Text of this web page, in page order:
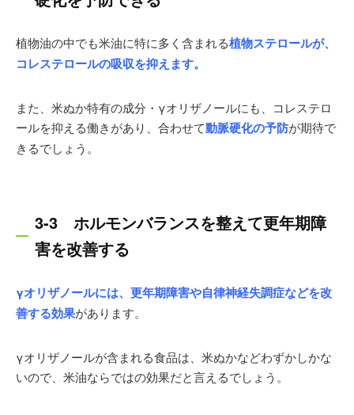
植物油の中でも米油に特に多く含まれる植物ステロールが、
コレステロールの吸収を抑えます。
また、米ぬか特有の成分・γオリザノールにも、コレステロ
ールを抑える働きがあり、合わせて動脈硬化の予防が期待で
きるでしょう。
3-3 ホルモンバランスを整えて更年期障
害を改善する
γオリザノールには、更年期障害や自律神経失調症などを改
善する効果があります。
γオリザノールが含まれる食品は、米ぬかなどわずかしかな
いので、米油ならではの効果だと言えるでしょう。